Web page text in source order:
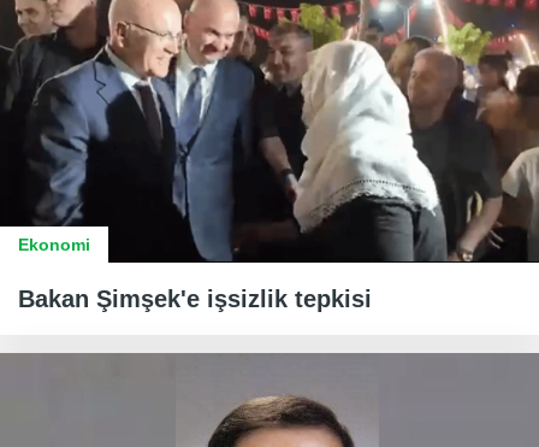
Ekonomi
Bakan Şimşek'e işsizlik tepkisi